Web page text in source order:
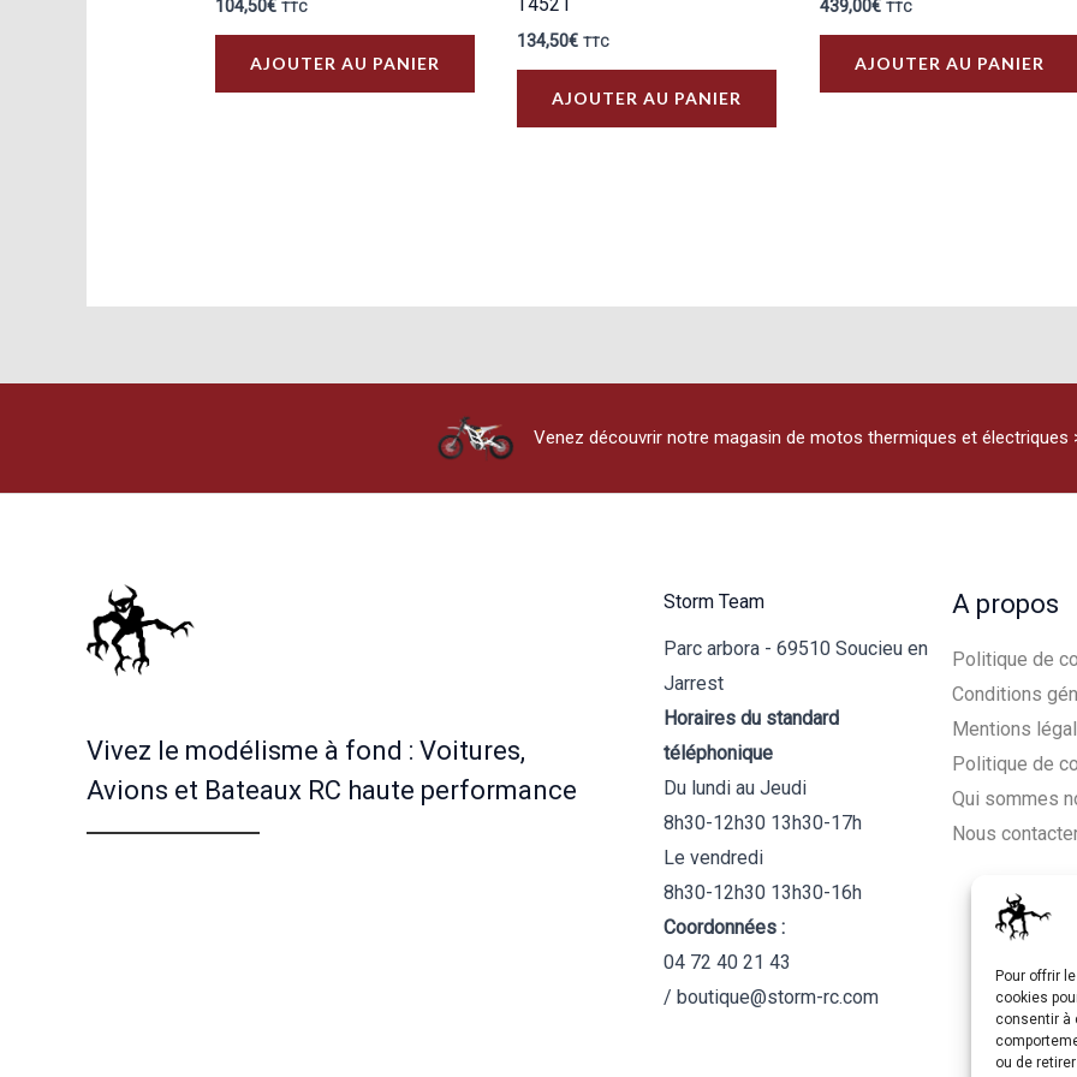
Pour offrir
cookies
consentir à
ou de
104,50€ TTC
AJOUTER AU PANIER
134,50€ TTC
AJOUTER AU PANIER
439,00€ TTC
AJOUTER AU PANIER
Venez découvrir notre magasin de motos thermiques et électriques
Vivez le modélisme à fond : Voitures,
Avions et Bateaux RC haute performance
Storm Team
Parc arbora - 69510 Soucieu en
Jarrest
Horaires du standard
téléphonique
Du lundi au Jeudi
8h30-12h30 13h30-17h
Le vendredi
8h30-12h30 13h30-16h
Coordonnées :
04 72 40 21 43
/ boutique@storm-rc.com
A propos
Politique de
Conditions
Mentions
Politique de
Qui sommes
Nous